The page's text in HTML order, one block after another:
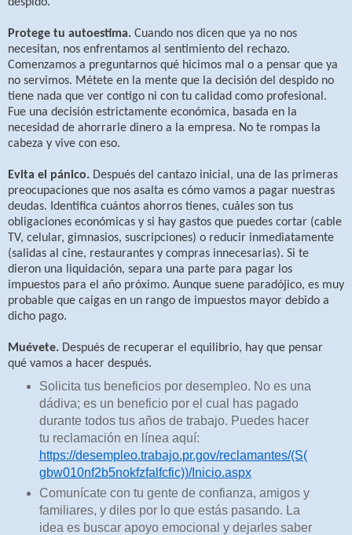
Protege tu autoestima. Cuando nos dicen que ya no nos
necesitan, nos enfrentamos al sentimiento del rechazo.
Comenzamos a preguntarnos qué hicimos mal o a pensar que ya
no servimos. Métete en la mente que la decisión del despido no
tiene nada que ver contigo ni con tu calidad como profesional.
Fue una decisión estrictamente económica, basada en la
necesidad de ahorrarle dinero a la empresa. No te rompas la
cabeza y vive con eso.
Evita el pánico. Después del cantazo inicial, una de las primeras
preocupaciones que nos asalta es cómo vamos a pagar nuestras
deudas. Identifica cuántos ahorros tienes, cuáles son tus
obligaciones económicas y si hay gastos que puedes cortar (cable
TV, celular, gimnasios, suscripciones) o reducir inmediatamente
(salidas al cine, restaurantes y compras innecesarias). Si te
dieron una liquidación, separa una parte para pagar los
impuestos para el año próximo. Aunque suene paradójico, es muy
probable que caigas en un rango de impuestos mayor debido a
dicho pago.
Muévete. Después de recuperar el equilibrio, hay que pensar
qué vamos a hacer después.
Solicita tus beneficios por desempleo. No es una
dádiva; es un beneficio por el cual has pagado
durante todos tus años de trabajo. Puedes hacer
tu reclamación en línea aquí:
https://desempleo.trabajo.pr.gov/reclamantes/(S(
gbw010nf2b5nokfzfalfcfic))/Inicio.aspx
Comunícate con tu gente de confianza, amigos y
familiares, y diles por lo que estás pasando. La
idea es buscar apoyo emocional y dejarles saber